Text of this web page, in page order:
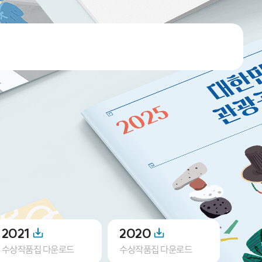
2021
수상작품집 다운로드
2020
수상작품집 다운로드 수상